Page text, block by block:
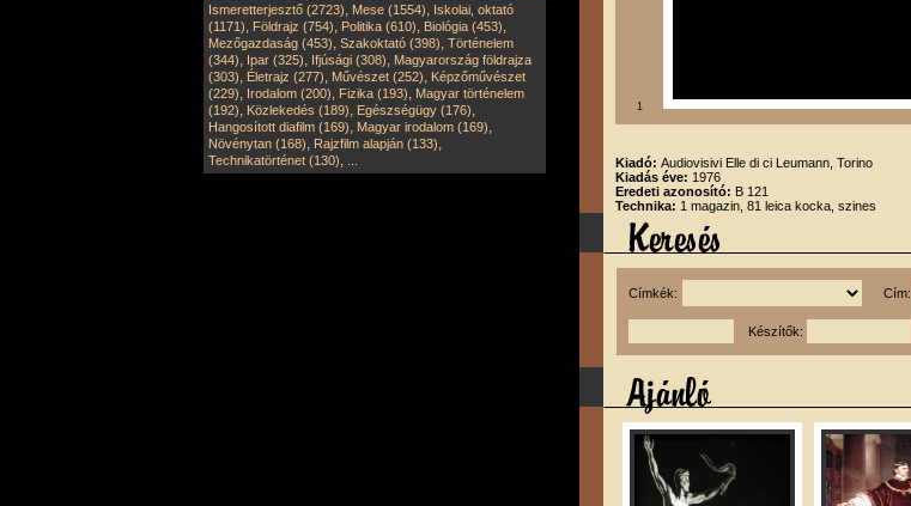
Ismeretterjesztő (2723), Mese (1554), Iskolai, oktató
(1171), Földrajz (754), Politika (610), Biológia (453),
Mezőgazdaság (453), Szakoktató (398), Történelem
(344), Ipar (325), Ifjúsági (308), Magyarország földrajza
(303), Életrajz (277), Művészet (252), Képzőművészet
(229), Irodalom (200), Fizika (193), Magyar történelem
(192), Közlekedés (189), Egészségügy (176),
Hangosított diafilm (169), Magyar irodalom (169),
Növénytan (168), Rajzfilm alapján (133),
Technikatörténet (130),
1
Kiadó: Audiovisivi Elle di ci Leumann, Torino
Kiadás éve: 1976
Eredeti azonosító: B 121
Technika: 1 magazin, 81 leica kocka, szines
Címkék: Cím:
Készítők: